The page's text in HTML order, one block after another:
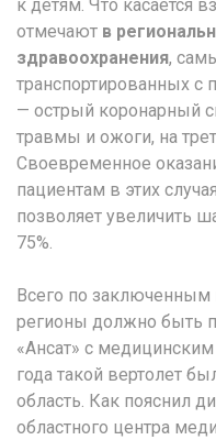
к детям. Что касается
отмечают в
здравоохранения,
транспортированных
— острый коронарный
травмы и ожоги, на
Своевременное
пациентам в этих
позволяет увеличить
75%.
Всего по заключенным
регионы должно быть
«Ансат» с
года такой вертолет
область. Как пояснил
областного центра